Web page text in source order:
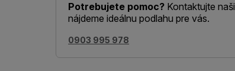
Potrebujete pomoc? Kontaktujte
nájdeme ideálnu podlahu pre vás.
0903 995 978